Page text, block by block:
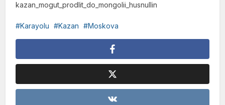
kazan_mogut_prodlit_do_mongolii_husnullin
Karayolu Kazan Moskova